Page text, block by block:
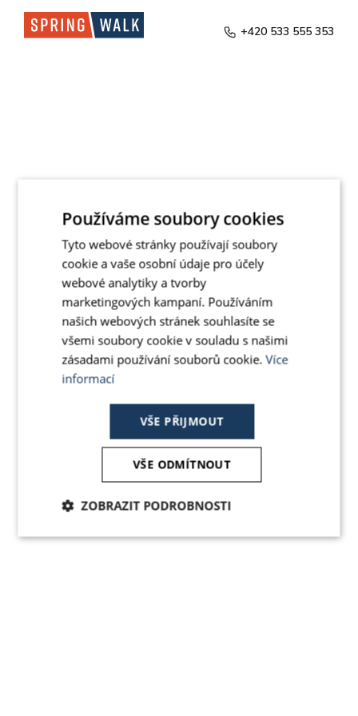
+420 533 555 353
Používáme soubory cookies
Tyto webové stránky používají soubory
cookie a vaše osobní údaje pro účely
webové analytiky a tvorby
marketingových kampaní. Používáním
našich webových stránek souhlasíte se
všemi soubory cookie v souladu s našimi
zásadami používání souborů cookie.Více
informací
VŠE PŘIJMOUT
VŠE ODMÍTNOUT
ZOBRAZIT PODROBNOSTI
Nezbytně
Analytika Marketing